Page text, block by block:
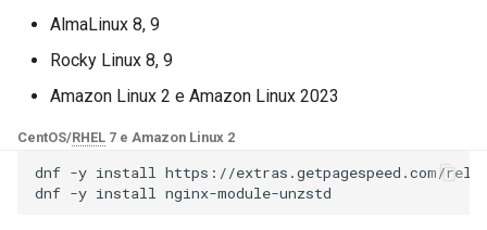
a
$device_type
$is_bot
checkups
consul-event
consul
cookie
EA4 - Transforme ea-nginx
em uma Potência de
Suporte a NGINX HTTP/3
QUIC - Pacotes RPM para
RHEL e CentOS
AlmaLinux 8, 9
Rocky Linux 8, 9
Amazon Linux 2 e Amazon Linux 2023
CentOS/RHEL 7 e Amazon Linux 2
dnf -y install
https://extras.getpagespeed.com/
dnf -y install